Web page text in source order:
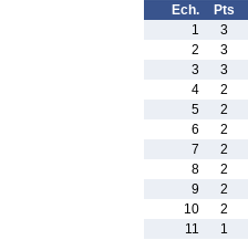
Ech. Pts
1
3
2
3
3
3
4
2
5
2
6
2
7
2
8
2
9
2
10
2
11
1